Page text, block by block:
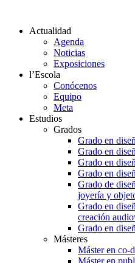
Actualidad
Agenda
Noticias
Exposiciones
l’Escola
Conócenos
Equipo
Meta
Estudios
Grados
Grado en
Grado en
Grado en
Grado en
Grado de
joyería y
Grado en
creación
Grado en
Másteres
Máster en co-
Máster en